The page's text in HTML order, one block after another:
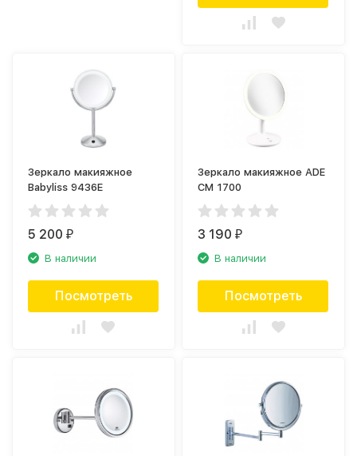
Зеркало макияжное
Babyliss 9436E
5 200₽
В наличии
Посмотреть
Зеркало макияжное ADE
CM 1700
3 190₽
В наличии
Посмотреть